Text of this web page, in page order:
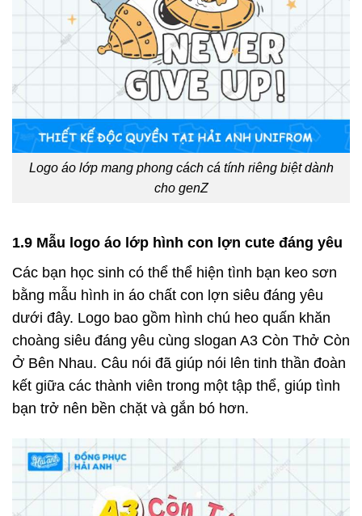
Logo áo lớp mang phong cách cá tính riêng biệt dành
cho genZ
1.9 Mẫu logo áo lớp hình con lợn cute đáng yêu
Các bạn học sinh có thể thể hiện tình bạn keo sơn
bằng mẫu hình in áo chất con lợn siêu đáng yêu
dưới đây. Logo bao gồm hình chú heo quấn khăn
choàng siêu đáng yêu cùng slogan A3 Còn Thở Còn
Ở Bên Nhau. Câu nói đã giúp nói lên tinh thần đoàn
kết giữa các thành viên trong một tập thể, giúp tình
bạn trở nên bền chặt và gắn bó hơn.